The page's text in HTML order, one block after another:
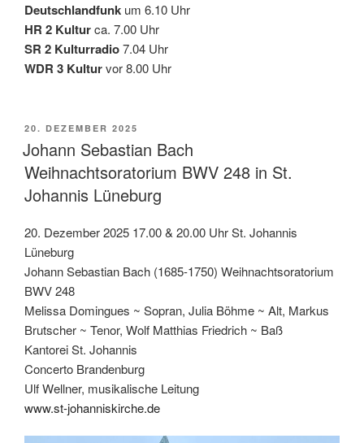
Deutschlandfunk um 6.10 Uhr
HR 2 Kulturca. 7.00 Uhr
SR 2 Kulturradio7.04 Uhr
WDR 3 Kulturvor 8.00 Uhr
VERÖFFENTLICHT
AM
20. DEZEMBER 2025
Johann Sebastian Bach
Weihnachtsoratorium BWV 248 in St.
Johannis Lüneburg
20. Dezember 2025 17.00 & 20.00 Uhr St. Johannis
Lüneburg
Johann Sebastian Bach (1685-1750) Weihnachtsoratorium
BWV 248
Melissa Domingues ~ Sopran, Julia Böhme ~ Alt, Markus
Brutscher ~ Tenor, Wolf Matthias Friedrich ~ Baß
Kantorei St. Johannis
Concerto Brandenburg
Ulf Wellner, musikalische Leitung
www.st-johanniskirche.de